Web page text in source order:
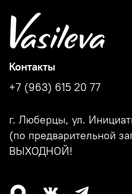
Контакты
+7 (963) 615 20 77
г. Люберцы, ул.
(по предварительной
ВЫХОДНОЙ!